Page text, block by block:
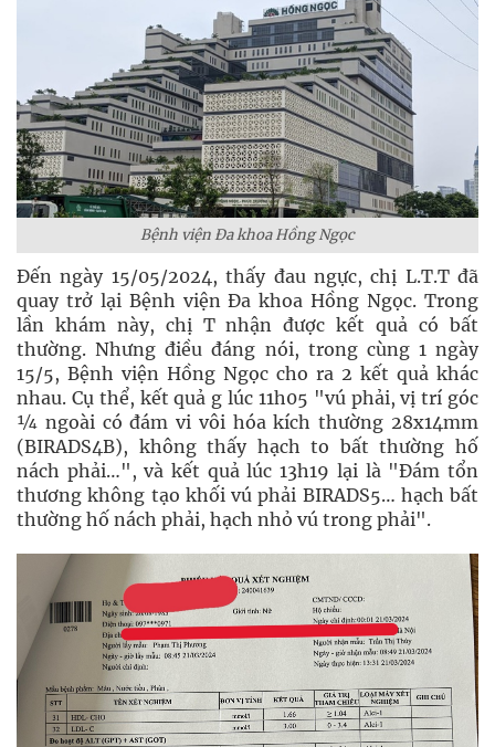
Bệnh viện Đa khoa Hồng Ngọc
Đến ngày 15/05/2024, thấy đau ngực, chị L.T.T đã
quay trở lại Bệnh viện Đa khoa Hồng Ngọc. Trong
lần khám này, chị T nhận được kết quả có bất
thường. Nhưng điều đáng nói, trong cùng 1 ngày
15/5, Bệnh viện Hồng Ngọc cho ra 2 kết quả khác
nhau. Cụ thể, kết quả g lúc 11h05 "vú phải, vị trí góc
¼ ngoài có đám vi vôi hóa kích thường 28x14mm
(BIRADS4B), không thấy hạch to bất thường hố
nách phải…", và kết quả lúc 13h19 lại là "Đám tổn
thương không tạo khối vú phải BIRADS5… hạch bất
thường hố nách phải, hạch nhỏ vú trong phải".